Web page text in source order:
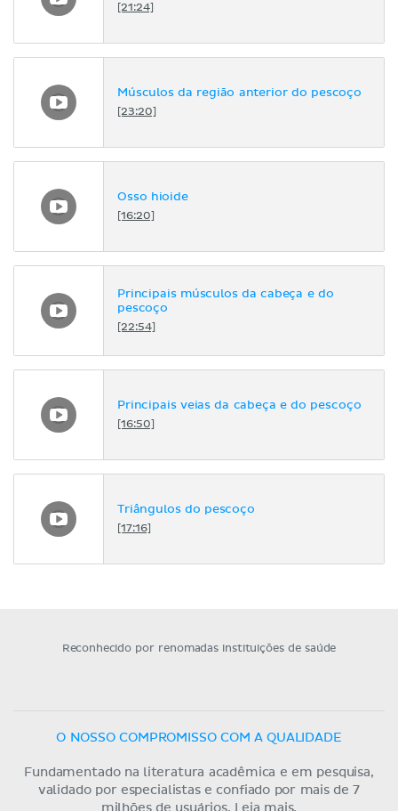
[21:24]
Músculos da região anterior do pescoço
[23:20]
Osso hioide
[16:20]
Principais músculos da cabeça e do
pescoço
[22:54]
Principais veias da cabeça e do pescoço
[16:50]
Triângulos do pescoço
[17:16]
Reconhecido por renomadas instituições de saúde
O NOSSO COMPROMISSO COM A QUALIDADE
Fundamentado na literatura acadêmica e em pesquisa,
validado por especialistas e confiado por mais de 7
milhões de usuários.
Leia mais.